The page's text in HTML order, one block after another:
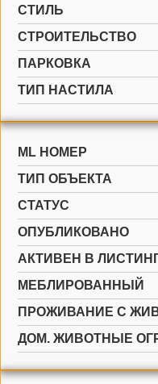
СТИЛЬ
CТРОИТЕЛЬСТВО
ПАРКОВКА
ТИП НАСТИЛА
ML НОМЕР
ТИП ОБЪЕКТА
СТАТУС
ОПУБЛИКОВАНО
АКТИВЕН В
МЕБЛИРОВАННЫЙ
ПРОЖИВАНИЕ С
ДОМ. ЖИВОТНЫЕ